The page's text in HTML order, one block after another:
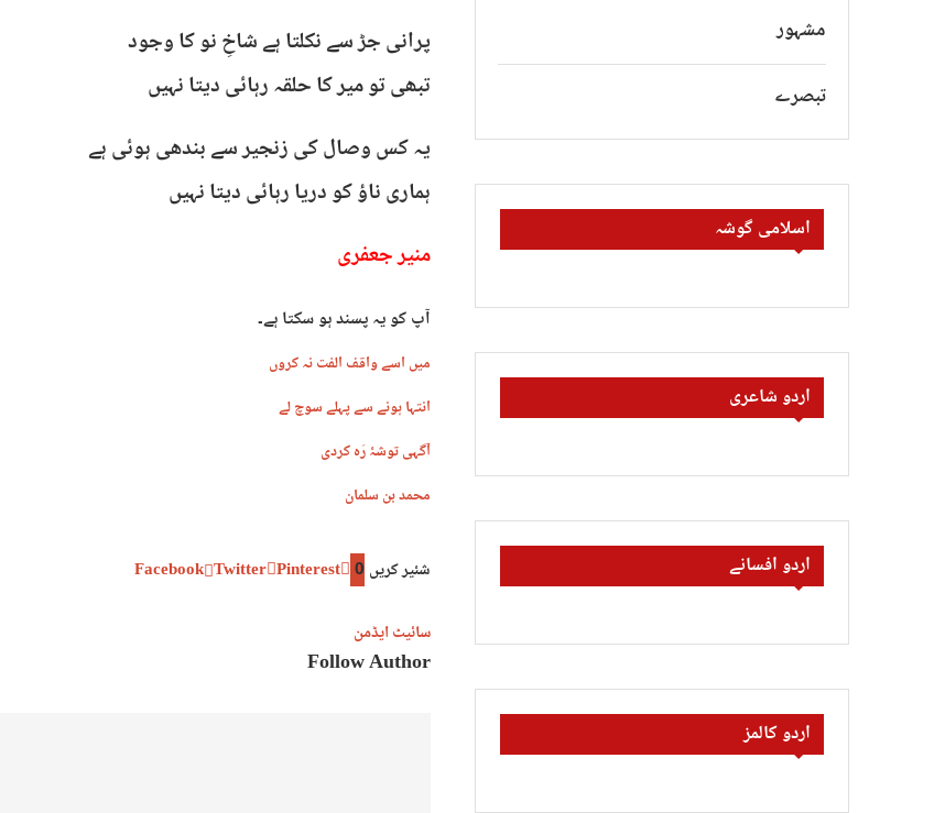
پرانی جڑ سے نکلتا ہے شاخِ نو کا وجود
تبھی تو میر کا حلقہ رہائی دیتا نہیں
یہ کس وصال کی زنجیر سے بندھی ہوئی ہے
ہماری ناؤ کو دریا رہائی دیتا نہیں
منیر جعفری
آپ کو یہ پسند ہو سکتا ہے۔
میں اسے واقف الفت نہ کروں
انتہا ہونے سے پہلے سوچ لے
آگہی توشۂ رَہ کردی
محمد بن سلمان
شئیر کریں 0
Facebook Twitter Pinterest
سائیٹ ایڈمن
Follow Author
مشہور
تبصرے
اسلامی گوشہ
اردو شاعری
اردو افسانے
اردو کالمز